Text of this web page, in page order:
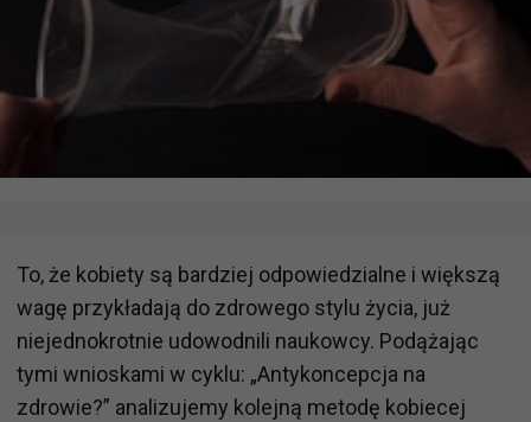
To, że kobiety są bardziej odpowiedzialne i większą
wagę przykładają do zdrowego stylu życia, już
niejednokrotnie udowodnili naukowcy. Podążając
tymi wnioskami w cyklu: „Antykoncepcja na
zdrowie?” analizujemy kolejną metodę kobiecej